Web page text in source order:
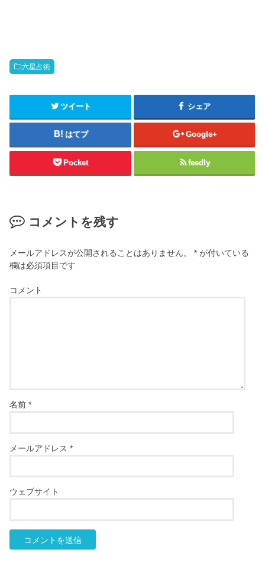
六星占術
ツイート シェア
はてブ Google+
Pocket feedly
コメントを残す
メールアドレスが公開されることはありません。 * が付いている
欄は必須項目です
コメント
名前*
メールアドレス*
ウェブサイト